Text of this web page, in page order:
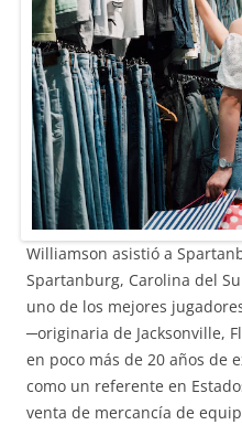
Williamson asistió a
Spartanburg, Carolina del
uno de los mejores
─originaria de Jacksonville,
en poco más de 20 años de
como un referente en
venta de mercancía de